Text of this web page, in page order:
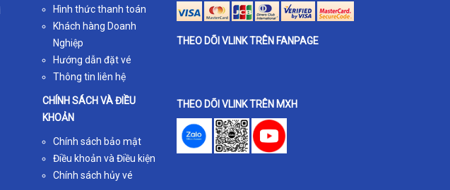
Hình thức thanh toán
Khách hàng Doanh
Nghiệp
Hướng dẫn đặt vé
Thông tin liên hệ
CHÍNH SÁCH VÀ ĐIỀU
KHOẢN
Chính sách bảo mật
Điều khoản và Điều kiện
Chính sách hủy vé
THEO DÕI VLINK TRÊN FANPAGE
THEO DÕI VLINK TRÊN MXH